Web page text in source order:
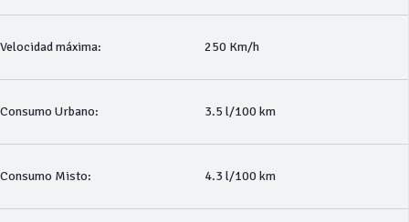
Velocidad máxima: 250 Km/h
Consumo Urbano: 3.5 l/100 km
Consumo Misto: 4.3 l/100 km